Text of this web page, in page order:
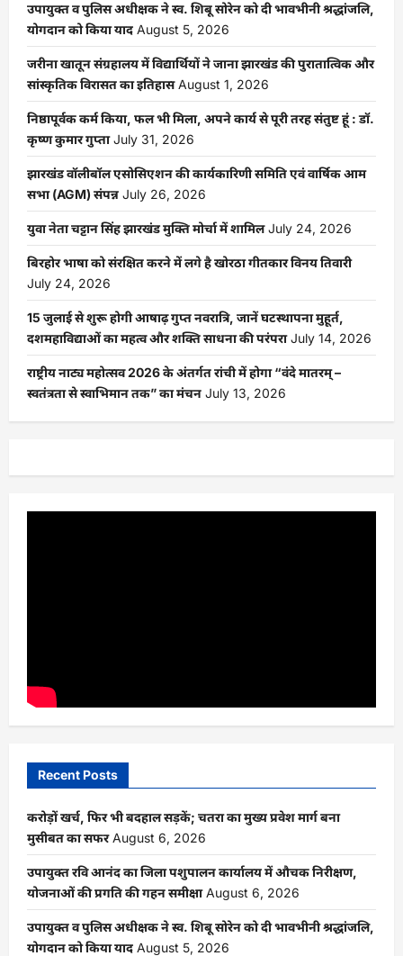
उपायुक्त व पुलिस अधीक्षक ने स्व. शिबू सोरेन को दी भावभीनी श्रद्धांजलि,
योगदान को किया याद August 5, 2026
जरीना खातून संग्रहालय में विद्यार्थियों ने जाना झारखंड की पुरातात्विक और
सांस्कृतिक विरासत का इतिहास August 1, 2026
निष्ठापूर्वक कर्म किया, फल भी मिला, अपने कार्य से पूरी तरह संतुष्ट हूं : डॉ.
कृष्ण कुमार गुप्ता July 31, 2026
झारखंड वॉलीबॉल एसोसिएशन की कार्यकारिणी समिति एवं वार्षिक आम
सभा (AGM) संपन्न July 26, 2026
युवा नेता चट्टान सिंह झारखंड मुक्ति मोर्चा में शामिल July 24, 2026
बिरहोर भाषा को संरक्षित करने में लगे है खोरठा गीतकार विनय तिवारी
July 24, 2026
15 जुलाई से शुरू होगी आषाढ़ गुप्त नवरात्रि, जानें घटस्थापना मुहूर्त,
दशमहाविद्याओं का महत्व और शक्ति साधना की परंपरा July 14, 2026
राष्ट्रीय नाट्य महोत्सव 2026 के अंतर्गत रांची में होगा “वंदे मातरम् –
स्वतंत्रता से स्वाभिमान तक” का मंचन July 13, 2026
Recent Posts
करोड़ों खर्च, फिर भी बदहाल सड़कें; चतरा का मुख्य प्रवेश मार्ग बना
मुसीबत का सफर August 6, 2026
उपायुक्त रवि आनंद का जिला पशुपालन कार्यालय में औचक निरीक्षण,
योजनाओं की प्रगति की गहन समीक्षा August 6, 2026
उपायुक्त व पुलिस अधीक्षक ने स्व. शिबू सोरेन को दी भावभीनी श्रद्धांजलि,
योगदान को किया याद August 5, 2026